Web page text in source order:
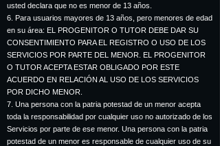
usted declara que no es menor de 13 años.
6. Para usuarios mayores de 13 años, pero menores de edad
en su área: EL PROGENITOR O TUTOR DEBE DAR SU
CONSENTIMIENTO PARA EL REGISTRO O USO DE LOS
SERVICIOS POR PARTE DEL MENOR. EL PROGENITOR
O TUTOR ACEPTA ESTAR OBLIGADO POR ESTE
ACUERDO EN RELACIÓN AL USO DE LOS SERVICIOS
POR DICHO MENOR.
7. Una persona con la patria potestad de un menor acepta
toda la responsabilidad por cualquier uso no autorizado de los
Servicios por parte de ese menor. Una persona con la patria
potestad de un menor es responsable de cualquier uso de su